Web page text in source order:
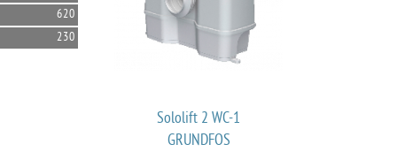
620
230
Sololift 2 WC-1
GRUNDFOS